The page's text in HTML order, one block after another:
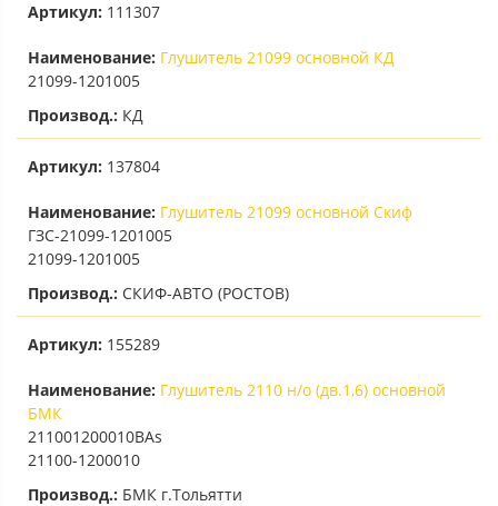
Артикул: 111307
Наименование: Глушитель 21099 основной КД
21099-1201005
Производ.: КД
Артикул: 137804
Наименование: Глушитель 21099 основной Скиф
ГЗС-21099-1201005
21099-1201005
Производ.: СКИФ-АВТО (РОСТОВ)
Артикул: 155289
Наименование: Глушитель 2110 н/о (дв.1,6) основной
БМК
211001200010ВАs
21100-1200010
Производ.: БМК г.Тольятти